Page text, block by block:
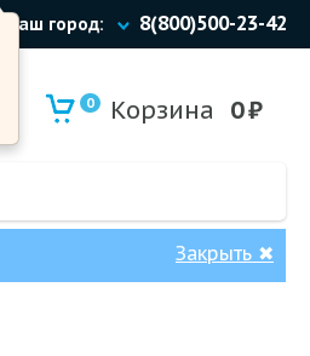
Ваш город: 8(800)500-23-42
0 Корзина 0₽
Закрыть ✖